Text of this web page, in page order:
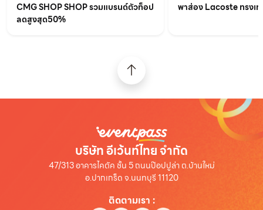
CMG SHOP SHOP รวมแบรนด์ตัวท็อป
ลดสูงสุด50%
พาส่อง Lacoste ทรงเ
บริษัท อีเว้นท์ไทย จำกัด
47/313 อาคารไคตัค ชั้น 5 ถนนป๊อปปูล่า ต.บ้านใหม่
อ.ปากเกร็ด จ.นนทบุรี 11120
ติดตามเรา :